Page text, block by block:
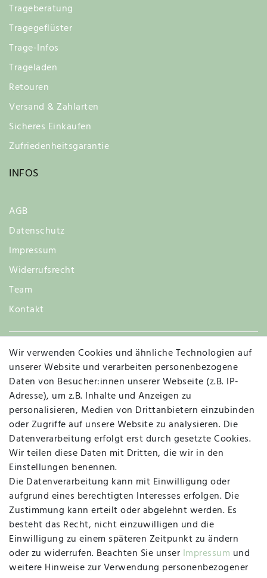
Trageberatung
Tragegeflüster
Trage-Infos
Trageladen
Retouren
Versand & Zahlarten
Sicheres Einkaufen
Zufriedenheitsgarantie
INFOS
AGB
Datenschutz
Impressum
Widerrufsrecht
Team
Kontakt
Widerruf
Vertrag widerrufen Kontakt
MAPALI VOR ORT
Herzogstraße 10
47533 Kleve
Montag, Dienstag, Donnerstag, Freitag
09:00 Uhr bis 13:00 Uhr
Mittwoch
Wir verwenden Cookies und ähnliche Technologien auf
unserer Website und verarbeiten personenbezogene
Daten von Besucher:innen unserer Webseite (z.B. IP-
Adresse), um z.B. Inhalte und Anzeigen zu
personalisieren, Medien von Drittanbietern einzubinden
oder Zugriffe auf unsere Website zu analysieren. Die
Datenverarbeitung erfolgt erst durch gesetzte Cookies.
Wir teilen diese Daten mit Dritten, die wir in den
Einstellungen benennen.
Die Datenverarbeitung kann mit Einwilligung oder
aufgrund eines berechtigten Interesses erfolgen. Die
Zustimmung kann erteilt oder abgelehnt werden. Es
besteht das Recht, nicht einzuwilligen und die
Einwilligung zu einem späteren Zeitpunkt zu ändern
oder zu widerrufen. Beachten Sie unser Impressum und
weitere Hinweise zur Verwendung personenbezogener